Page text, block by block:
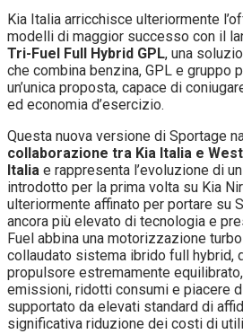
Kia Italia arricchisce ulteriormente
modelli di maggior successo con il
Tri-Fuel Full Hybrid GPL, una
che combina benzina, GPL e gruppo
un’unica proposta, capace di
ed economia d’esercizio.
Questa nuova versione di Sportage
collaborazione tra Kia Italia e
Italia e rappresenta l’evoluzione di
introdotto per la prima volta su Kia
ulteriormente affinato per portare su
ancora più elevato di tecnologia e
Fuel abbina una motorizzazione
collaudato sistema ibrido full hybrid,
propulsore estremamente
emissioni, ridotti consumi e piacere
supportato da elevati standard di
significativa riduzione dei costi di